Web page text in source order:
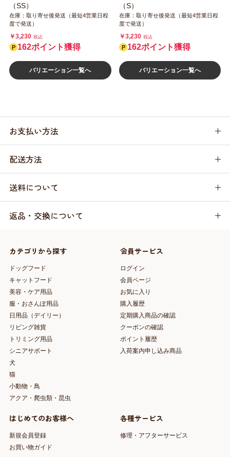
（SS）
在庫：取り寄せ後発送（最短4営業日程
度で発送）
￥3,230 税込
162ポイント獲得
バリエーション一覧へ
（S）
在庫：取り寄せ後発送（最短4営業日程
度で発送）
￥3,230 税込
162ポイント獲得
バリエーション一覧へ
お支払い方法
配送方法
送料について
返品・交換について
カテゴリから探す
ドッグフード
キャットフード
美容・ケア用品
服・おさんぽ用品
日用品（デイリー）
リビング雑貨
トリミング用品
シニアサポート
犬
猫
小動物・鳥
アクア・爬虫類・昆虫
会員サービス
ログイン
会員ページ
お気に入り
購入履歴
定期購入商品の確認
クーポンの確認
ポイント履歴
入荷案内申し込み商品
はじめてのお客様へ
新規会員登録
お買い物ガイド
各種サービス
修理・アフターサービス